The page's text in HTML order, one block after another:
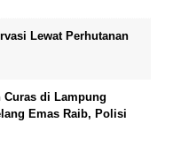
Lewat Perhutanan
Curas di Lampung
Emas Raib, Polisi